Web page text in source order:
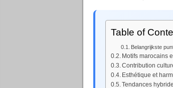
Table of
Belangrijkste
Motifs marocains
Contribution
Esthétique et
Tendances